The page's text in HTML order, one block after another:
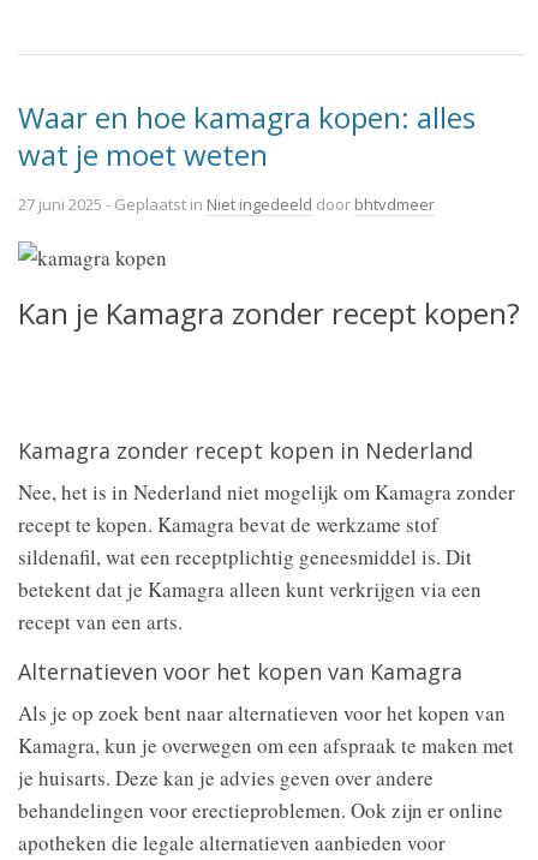
Waar en hoe kamagra kopen: alles
wat je moet weten
27 juni 2025 - Geplaatst in Niet ingedeeld door bhtvdmeer
Kan je Kamagra zonder recept kopen?
Kamagra zonder recept kopen in Nederland
Nee, het is in Nederland niet mogelijk om Kamagra zonder
recept te kopen. Kamagra bevat de werkzame stof
sildenafil, wat een receptplichtig geneesmiddel is. Dit
betekent dat je Kamagra alleen kunt verkrijgen via een
recept van een arts.
Alternatieven voor het kopen van Kamagra
Als je op zoek bent naar alternatieven voor het kopen van
Kamagra, kun je overwegen om een afspraak te maken met
je huisarts. Deze kan je advies geven over andere
behandelingen voor erectieproblemen. Ook zijn er online
apotheken die legale alternatieven aanbieden voor